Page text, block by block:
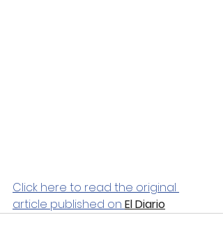
Click here to read the original
article published on El Diario